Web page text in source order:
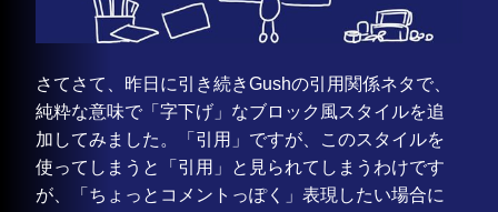
さてさて、昨日に引き続きGushの引用関係ネタで、
純粋な意味で「字下げ」なブロック風スタイルを追
加してみました。「引用」ですが、このスタイルを
使ってしまうと「引用」と見られてしまうわけです
が、「ちょっとコメントっぽく」表現したい場合に